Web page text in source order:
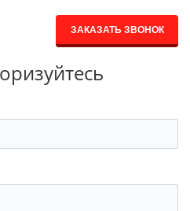
ЗАКАЗАТЬ ЗВОНОК